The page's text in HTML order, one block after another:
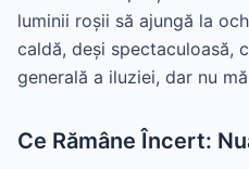
luminii roșii să ajungă la
caldă, deși spectaculoasă,
generală a iluziei, dar nu
Ce Rămâne Încert: